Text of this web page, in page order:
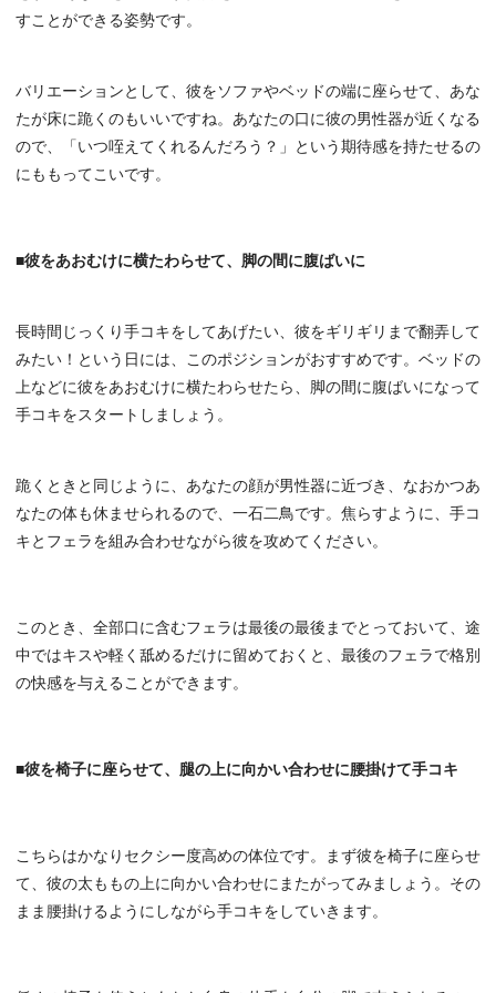
すことができる姿勢です。
バリエーションとして、彼をソファやベッドの端に座らせて、あな
たが床に跪くのもいいですね。あなたの口に彼の男性器が近くなる
ので、「いつ咥えてくれるんだろう？」という期待感を持たせるの
にももってこいです。
■彼をあおむけに横たわらせて、脚の間に腹ばいに
長時間じっくり手コキをしてあげたい、彼をギリギリまで翻弄して
みたい！という日には、このポジションがおすすめです。ベッドの
上などに彼をあおむけに横たわらせたら、脚の間に腹ばいになって
手コキをスタートしましょう。
跪くときと同じように、あなたの顔が男性器に近づき、なおかつあ
なたの体も休ませられるので、一石二鳥です。焦らすように、手コ
キとフェラを組み合わせながら彼を攻めてください。
このとき、全部口に含むフェラは最後の最後までとっておいて、途
中ではキスや軽く舐めるだけに留めておくと、最後のフェラで格別
の快感を与えることができます。
■彼を椅子に座らせて、腿の上に向かい合わせに腰掛けて手コキ
こちらはかなりセクシー度高めの体位です。まず彼を椅子に座らせ
て、彼の太ももの上に向かい合わせにまたがってみましょう。その
まま腰掛けるようにしながら手コキをしていきます。